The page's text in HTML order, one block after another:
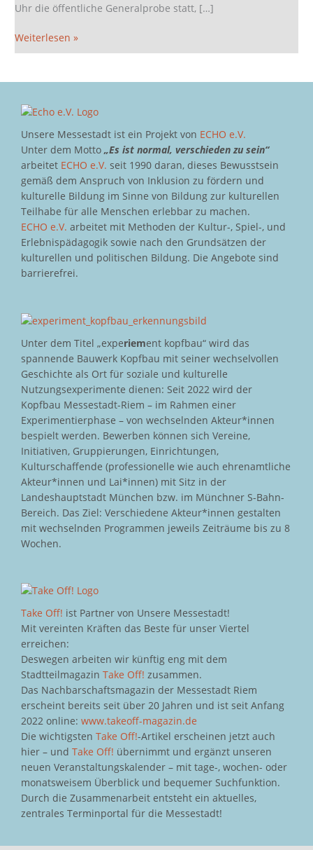
Uhr die öffentliche Generalprobe statt, […]
Weiterlesen »
Unsere Messestadt ist ein Projekt von ECHO e.V.
Unter dem Motto „Es ist normal, verschieden zu sein“
arbeitet ECHO e.V. seit 1990 daran, dieses Bewusstsein
gemäß dem Anspruch von Inklusion zu fördern und
kulturelle Bildung im Sinne von Bildung zur kulturellen
Teilhabe für alle Menschen erlebbar zu machen.
ECHO e.V. arbeitet mit Methoden der Kultur-, Spiel-, und
Erlebnispädagogik sowie nach den Grundsätzen der
kulturellen und politischen Bildung. Die Angebote sind
barrierefrei.
Unter dem Titel „experiement kopfbau“ wird das
spannende Bauwerk Kopfbau mit seiner wechselvollen
Geschichte als Ort für soziale und kulturelle
Nutzungsexperimente dienen: Seit 2022 wird der
Kopfbau Messestadt-Riem – im Rahmen einer
Experimentierphase – von wechselnden Akteur*innen
bespielt werden. Bewerben können sich Vereine,
Initiativen, Gruppierungen, Einrichtungen,
Kulturschaffende (professionelle wie auch ehrenamtliche
Akteur*innen und Lai*innen) mit Sitz in der
Landeshauptstadt München bzw. im Münchner S-Bahn-
Bereich. Das Ziel: Verschiedene Akteur*innen gestalten
mit wechselnden Programmen jeweils Zeiträume bis zu 8
Wochen.
Take Off! ist Partner von Unsere Messestadt!
Mit vereinten Kräften das Beste für unser Viertel
erreichen:
Deswegen arbeiten wir künftig eng mit dem
Stadtteilmagazin Take Off! zusammen.
Das Nachbarschaftsmagazin der Messestadt Riem
erscheint bereits seit über 20 Jahren und ist seit Anfang
2022 online: www.takeoff-magazin.de
Die wichtigsten Take Off!-Artikel erscheinen jetzt auch
hier – und Take Off! übernimmt und ergänzt unseren
neuen Veranstaltungskalender – mit tage-, wochen- oder
monatsweisem Überblick und bequemer Suchfunktion.
Durch die Zusammenarbeit entsteht ein aktuelles,
zentrales Terminportal für die Messestadt!